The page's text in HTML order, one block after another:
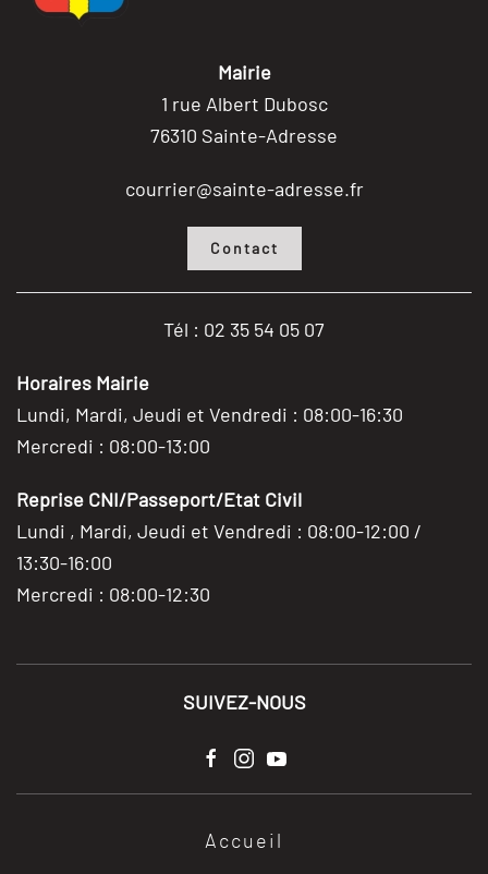
Mairie
1 rue Albert Dubosc
76310 Sainte-Adresse
courrier@sainte-adresse.fr
Contact
Tél : 02 35 54 05 07
Horaires Mairie
Lundi, Mardi, Jeudi et Vendredi : 08:00-16:30
Mercredi : 08:00-13:00
Reprise CNI/Passeport/Etat Civil
Lundi , Mardi, Jeudi et Vendredi : 08:00-12:00 /
13:30-16:00
Mercredi : 08:00-12:30
SUIVEZ-NOUS
Accueil